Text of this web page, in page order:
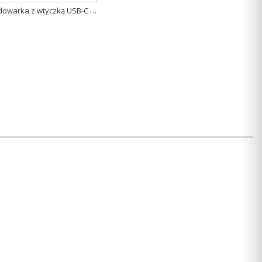
Kabel USB/ładowarka z wtyczką USB-C do zegarków Garmin (dł. 0,5 metra ) [010-13278-01]